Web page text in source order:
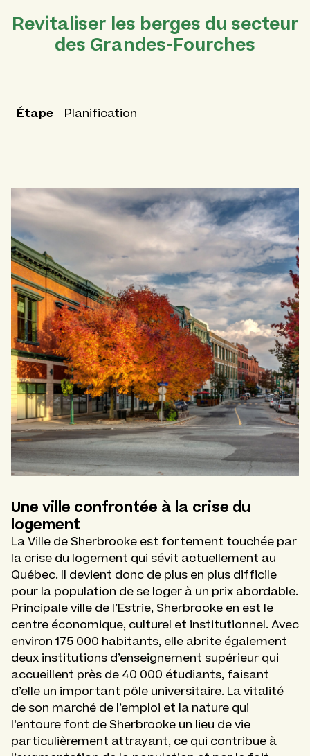
Revitaliser les berges du secteur
des Grandes-Fourches
Étape Planification
Une ville confrontée à la crise du
logement
La Ville de Sherbrooke est fortement touchée par
la crise du logement qui sévit actuellement au
Québec. Il devient donc de plus en plus difficile
pour la population de se loger à un prix abordable.
Principale ville de l’Estrie, Sherbrooke en est le
centre économique, culturel et institutionnel. Avec
environ 175 000 habitants, elle abrite également
deux institutions d’enseignement supérieur qui
accueillent près de 40 000 étudiants, faisant
d’elle un important pôle universitaire. La vitalité
de son marché de l’emploi et la nature qui
l’entoure font de Sherbrooke un lieu de vie
particulièrement attrayant, ce qui contribue à